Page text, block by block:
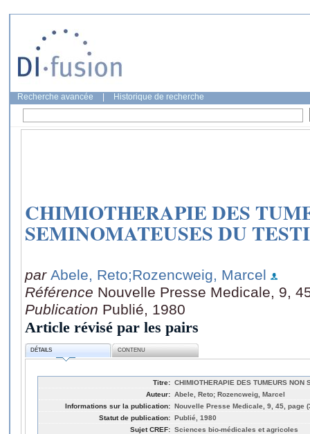
Recherche avancée Historique de recherche
CHIMIOTHERAPIE DES
SEMINOMATEUSES DU
par Abele, Reto;Rozencweig, Marcel
Référence Nouvelle Presse Medicale, 9,
Publication Publié, 1980
Article révisé par les pairs
DÉTAILS CONTENU
Titre: CHIMIOTHERAPIE DES TUMEURS NON
Auteur: Abele, Reto; Rozencweig, Marcel
Informations sur la publication: Nouvelle Presse Medicale, 9, 45, page
Statut de publication: Publié, 1980
Sujet CREF: Sciences bio-médicales et agricoles